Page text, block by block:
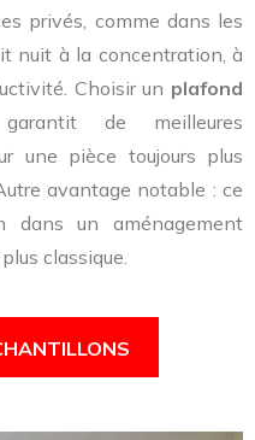
privés, comme dans les
nuit à la concentration, à
Choisir un plafond
de meilleures
une pièce toujours plus
avantage notable : ce
dans un aménagement
classique.